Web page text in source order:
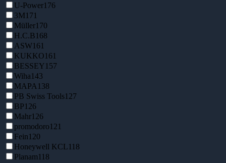
U-Power176
3M171
Müller170
H.C.B168
ASW161
KUKKO161
BESSEY157
Wiha143
MAPA 138
PB Swiss Tools127
BP126
Mahr126
promodoro121
Fein120
Honeywell KCL118
Planam118